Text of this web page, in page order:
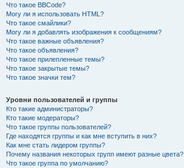
Что такое BBCode?
Могу ли я использовать HTML?
Что такое смайлики?
Могу ли я добавлять изображения к сообщениям?
Что такое важные объявления?
Что такое объявления?
Что такое прилепленные темы?
Что такое закрытые темы?
Что такое значки тем?
Уровни пользователей и группы
Кто такие администраторы?
Кто такие модераторы?
Что такое группы пользователей?
Где находятся группы и как мне вступить в них?
Как мне стать лидером группы?
Почему названия некоторых групп имеют разные цвета?
Что такое группа по умолчанию?